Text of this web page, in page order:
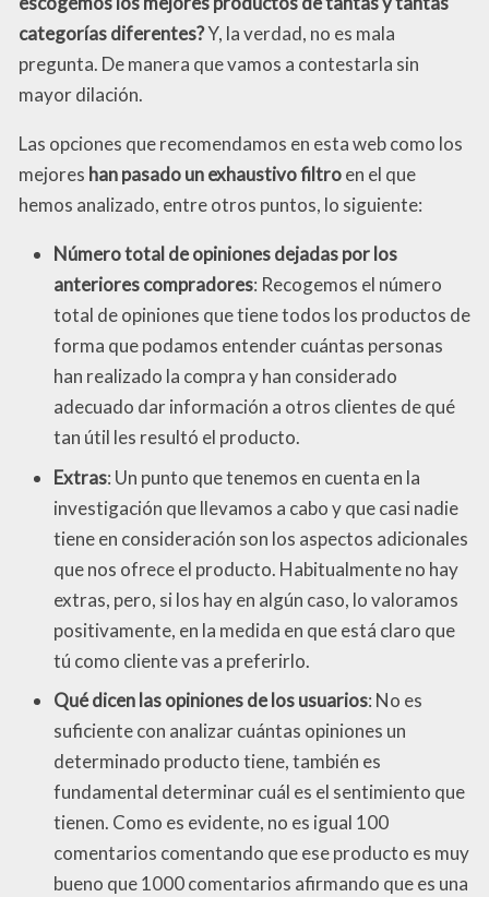
categorías diferentes?Y, la verdad, no es mala
pregunta. De manera que vamos a contestarla sin
mayor dilación.
Las opciones que recomendamos en esta web como los
mejores han pasado un exhaustivo filtroen el que
hemos analizado, entre otros puntos, lo siguiente:
Número total de opiniones dejadas por los
anteriores compradores: Recogemos el número
total de opiniones que tiene todos los productos de
forma que podamos entender cuántas personas
han realizado la compra y han considerado
adecuado dar información a otros clientes de qué
tan útil les resultó el producto.
Extras: Un punto que tenemos en cuenta en la
investigación que llevamos a cabo y que casi nadie
tiene en consideración son los aspectos adicionales
que nos ofrece el producto. Habitualmente no hay
extras, pero, si los hay en algún caso, lo valoramos
positivamente, en la medida en que está claro que
tú como cliente vas a preferirlo.
Qué dicen las opiniones de los usuarios: No es
suficiente con analizar cuántas opiniones un
determinado producto tiene, también es
fundamental determinar cuál es el sentimiento que
tienen. Como es evidente, no es igual 100
comentarios comentando que ese producto es muy
bueno que 1000 comentarios afirmando que es una